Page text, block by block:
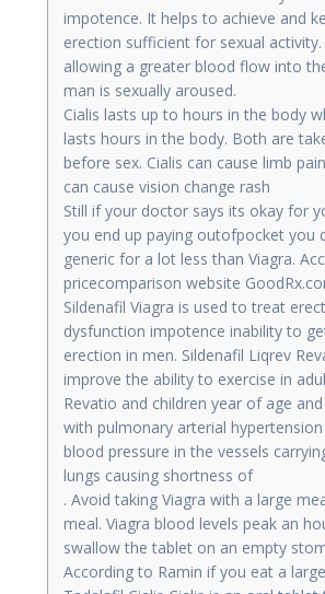
impotence. It helps to achieve and
erection sufficient for sexual
allowing a greater blood flow into
man is sexually aroused.
Cialis lasts up to hours in the body
lasts hours in the body. Both are
before sex. Cialis can cause limb
can cause vision change rash
Still if your doctor says its okay for
you end up paying outofpocket you
generic for a lot less than Viagra.
pricecomparison website
Sildenafil Viagra is used to treat
dysfunction impotence inability to
erection in men. Sildenafil Liqrev
improve the ability to exercise in
Revatio and children year of age
with pulmonary arterial hypertension
blood pressure in the vessels
lungs causing shortness of
. Avoid taking Viagra with a large
meal. Viagra blood levels peak an
swallow the tablet on an empty
According to Ramin if you eat a